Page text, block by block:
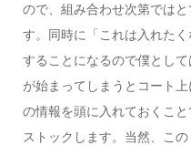
ので、組み合わせ次第では
す。同時に「これは入れた
することになるので僕とし
が始まってしまうとコート
の情報を頭に入れておくこ
ストックします。当然、こ